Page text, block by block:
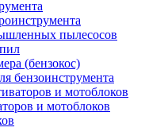
пылесосов
(бензокос)
бензоинструмента
и мотоблоков
и мотоблоков